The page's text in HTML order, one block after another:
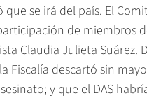
se irá del país. El
de miembros
Claudia Julieta Suárez.
Fiscalía descartó sin
y que el DAS